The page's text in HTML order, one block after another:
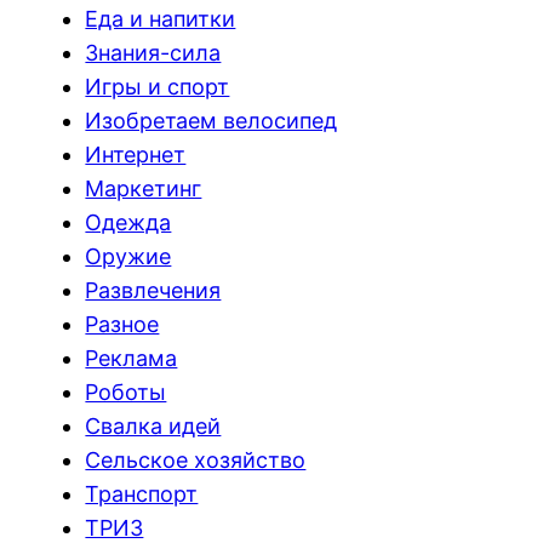
Еда и напитки
Знания-сила
Игры и спорт
Изобретаем велосипед
Интернет
Маркетинг
Одежда
Оружие
Развлечения
Разное
Реклама
Роботы
Свалка идей
Сельское хозяйство
Транспорт
ТРИЗ